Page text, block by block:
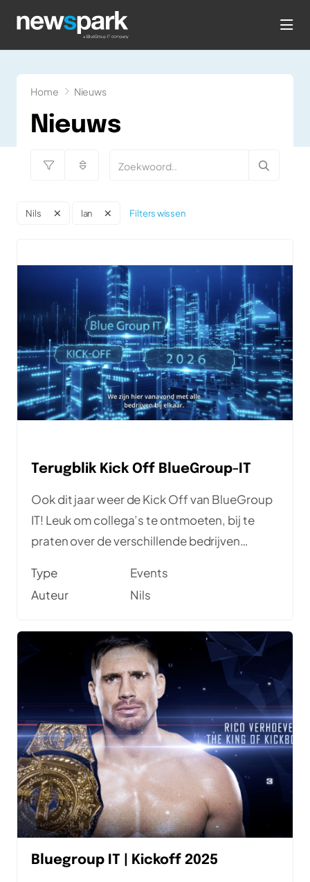
Home Nieuws
Nieuws
Nils Ian Filters wissen
Terugblik Kick Off BlueGroup-IT
Ook dit jaar weer de Kick Off van BlueGroup
IT! Leuk om collega’s te ontmoeten, bij te
praten over de verschillende bedrijven
door het verhaal over cybersecurity.
Type
Events
Auteur
Nils
Bluegroup IT | Kickoff 2025